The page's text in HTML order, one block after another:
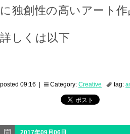
に独創性の高いアート
詳しくは以下
posted 09:16 | Category: Creative tag:
2017年09月06日